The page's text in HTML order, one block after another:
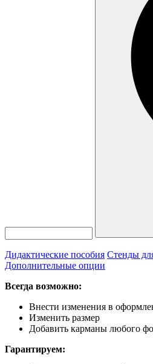
Дидактические пособия Стенды
Дополнительные опции
Всегда возможно:
Внести изменения в
Изменить размер
Добавить карманы любого
Гарантируем: